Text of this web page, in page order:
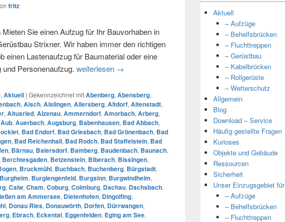
fritz
Sie einen Aufzug für Ihr Bauvorhaben in
Strixner. Wir haben immer den richtigen
einen Lastenaufzug für Baumaterial oder eine
Personenaufzug. weiterlesen Unser Einzugsgebiet für Bauaufzüge
→
, Aktuell | Gekennzeichnet mitAbenberg, Abensberg,
, Aisch, Aislingen, Allersberg, Altdorf, Altenstadt,
, Altusried, Alzenau, Ammerndorf, Amorbach, Arberg,
Aub, Auerbach, Augsburg, Babenhausen, Bad Abbach,
, Bad Endorf, Bad Griesbach, Bad Grönenbach, Bad
, Bad Reichenhall, Bad Rodch, Bad Staffelstein, Bad
, Bärnau, Baiersdorf, Bamberg, Baudenbach, Baunach,
Berchtesgaden, Betzenstein, Biberach, Bissingen,
, Bruckmühl, Buchbach, Buchenberg, Bürgstadt,
Burgheim, Burglengenfeld, Burgsinn, Burgwindheim,
, Calw, Cham, Coburg, Colmburg, Dachau, Dachsbach,
am Ammersee, Dietenhofen, Dingolfing,
, Donau Ries, Donauwörth, Dorfen, Dürrwangen,
, Ebrach, Eckental, Eggenfelden, Eging am See,
Aktuell
– Aufzüge
– Behelfsbrücken
– Fluchttreppen
– Gerüstbau
– Kabelbrücken
– Rollgerüste
– Wetterschutz
Allgemein
Blog
Download – Service
Häufig gestellte Fragen
Kurioses
Objekte und Gebäude
Ressourcen
Sicherheit
Unser Einzugsgebiet für
– Aufzüge
– Behelfsbrücken
– Fluchttreppen